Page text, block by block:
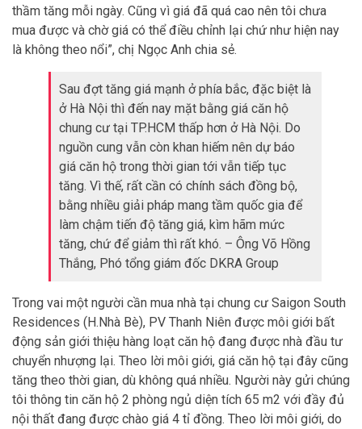
thầm tăng mỗi ngày. Cũng vì giá đã quá cao nên tôi chưa
mua được và chờ giá có thể điều chỉnh lại chứ như hiện nay
là không theo nổi”, chị Ngọc Anh chia sẻ.
Sau đợt tăng giá mạnh ở phía bắc, đặc biệt là
ở Hà Nội thì đến nay mặt bằng giá căn hộ
chung cư tại TP.HCM thấp hơn ở Hà Nội. Do
nguồn cung vẫn còn khan hiếm nên dự báo
giá căn hộ trong thời gian tới vẫn tiếp tục
tăng. Vì thế, rất cần có chính sách đồng bộ,
bằng nhiều giải pháp mang tầm quốc gia để
làm chậm tiến độ tăng giá, kìm hãm mức
tăng, chứ để giảm thì rất khó. – Ông Võ Hồng
Thắng, Phó tổng giám đốc DKRA Group
Trong vai một người cần mua nhà tại chung cư Saigon South
Residences (H.Nhà Bè), PV Thanh Niên được môi giới bất
động sản giới thiệu hàng loạt căn hộ đang được nhà đầu tư
chuyển nhượng lại. Theo lời môi giới, giá căn hộ tại đây cũng
tăng theo thời gian, dù không quá nhiều. Người này gửi chúng
tôi thông tin căn hộ 2 phòng ngủ diện tích 65 m2 với đầy đủ
nội thất đang được chào giá 4 tỉ đồng. Theo lời môi giới, do